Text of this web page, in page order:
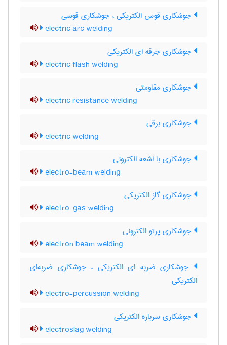
جوشکاری قوس الکتریکی ، جوشکاری قوسی
electric arc welding
جوشکاری جرقه ای الکتریکی
electric flash welding
جوشکاری مقاومتی
electric resistance welding
جوشکاری برقی
electric welding
جوشکاری با اشعه الکترونی
electro-beam welding
جوشکاری گاز الکتریکی
electro-gas welding
جوشکاری پرتو الکترونی
electron beam welding
جوشکاری ضربه ای الکتریکی ، جوشکاری ضربه‌ای
الکتریکی
electro-percussion welding
جوشکاری سرباره الکتریکی
electroslag welding